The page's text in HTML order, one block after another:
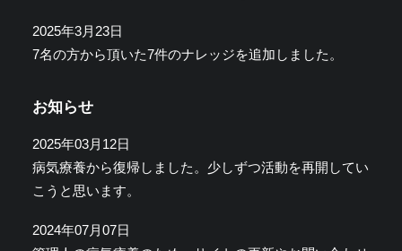
2025年3月23日
7名の方から頂いた7件のナレッジを追加しました。
お知らせ
2025年03月12日
病気療養から復帰しました。少しずつ活動を再開してい
こうと思います。
2024年07月07日